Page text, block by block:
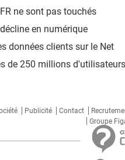
ne sont pas touchés
en numérique
données clients sur le Net
de 250 millions
Publicité Contact
Groupe